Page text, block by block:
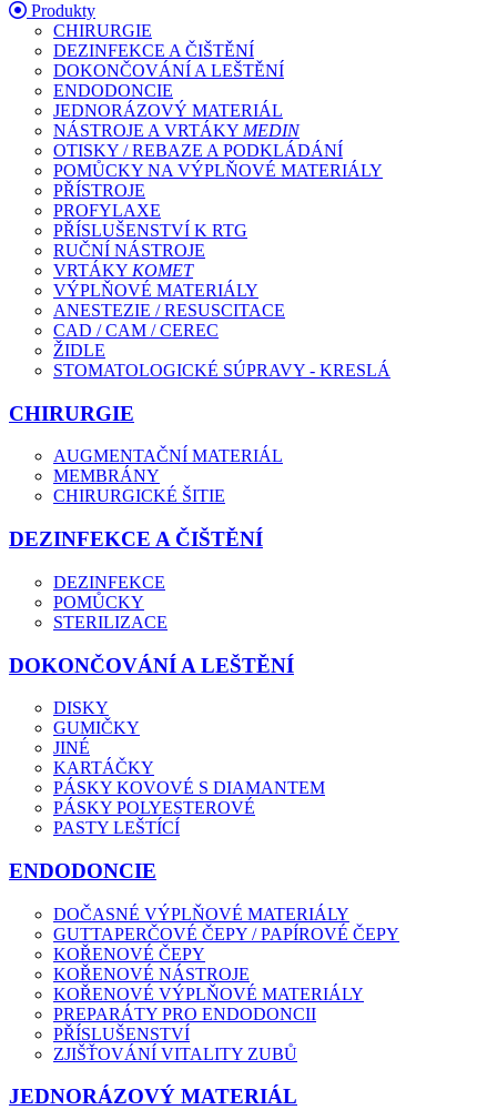
Produkty
CHIRURGIE
DEZINFEKCE A ČIŠTĚNÍ
DOKONČOVÁNÍ A LEŠTĚNÍ
ENDODONCIE
JEDNORÁZOVÝ MATERIÁL
NÁSTROJE A VRTÁKY MEDIN
OTISKY / REBAZE A PODKLÁDÁNÍ
POMŮCKY NA VÝPLŇOVÉ MATERIÁLY
PŘÍSTROJE
PROFYLAXE
PŘÍSLUŠENSTVÍ K RTG
RUČNÍ NÁSTROJE
VRTÁKY KOMET
VÝPLŇOVÉ MATERIÁLY
ANESTEZIE / RESUSCITACE
CAD / CAM / CEREC
ŽIDLE
STOMATOLOGICKÉ SÚPRAVY - KRESLÁ
CHIRURGIE
AUGMENTAČNÍ MATERIÁL
MEMBRÁNY
CHIRURGICKÉ ŠITIE
DEZINFEKCE A ČIŠTĚNÍ
DEZINFEKCE
POMŮCKY
STERILIZACE
DOKONČOVÁNÍ A LEŠTĚNÍ
DISKY
GUMIČKY
JINÉ
KARTÁČKY
PÁSKY KOVOVÉ S DIAMANTEM
PÁSKY POLYESTEROVÉ
PASTY LEŠTÍCÍ
ENDODONCIE
DOČASNÉ VÝPLŇOVÉ MATERIÁLY
GUTTAPERČOVÉ ČEPY / PAPÍROVÉ ČEPY
KOŘENOVÉ ČEPY
KOŘENOVÉ NÁSTROJE
KOŘENOVÉ VÝPLŇOVÉ MATERIÁLY
PREPARÁTY PRO ENDODONCII
PŘÍSLUŠENSTVÍ
ZJIŠŤOVÁNÍ VITALITY ZUBŮ
JEDNORÁZOVÝ MATERIÁL